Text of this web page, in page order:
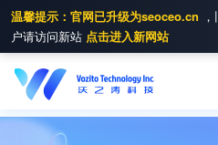
温馨提示：官网已升级为seoceo.cn
户请访问新站 点击进入新网站